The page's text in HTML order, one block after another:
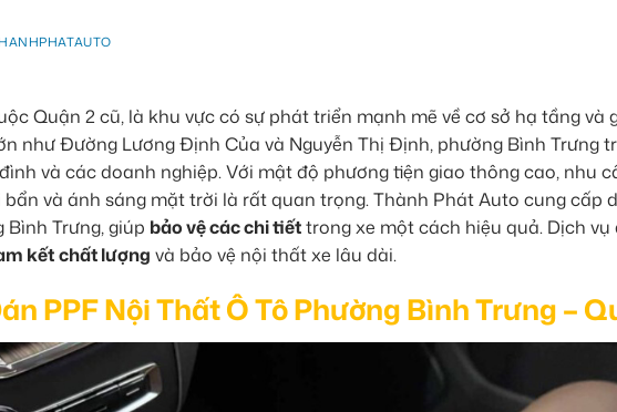
Quận 2 cũ, là khu vực có sự phát triển mạnh mẽ về cơ sở hạ tầng và
như Đường Lương Định Của và Nguyễn Thị Định, phường Bình Trưng
và các doanh nghiệp. Với mật độ phương tiện giao thông cao, nhu
và ánh sáng mặt trời là rất quan trọng. Thành Phát Auto cung cấp
Trưng, giúp bảo vệ các chi tiếttrong xe một cách hiệu quả. Dịch
kếtchất lượng và bảo vệ nội thất xe lâu dài.
PPF Nội Thất Ô Tô Phường Bình Trưng –